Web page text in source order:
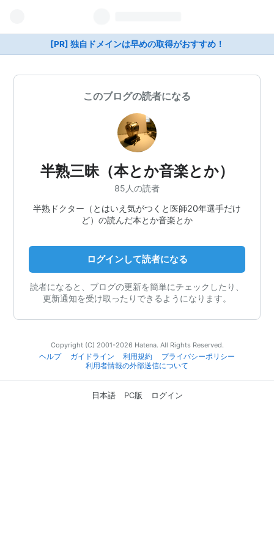
[PR] 独自ドメインは早めの取得がおすすめ！
このブログの読者になる
半熟三昧（本とか音楽とか）
85人の読者
半熟ドクター（とはいえ気がつくと医師20年選手だけ
ど）の読んだ本とか音楽とか
ログインして読者になる
読者になると、ブログの更新を簡単にチェックしたり、
更新通知を受け取ったりできるようになります。
Copyright (C) 2001-2026 Hatena. All Rights Reserved.
ヘルプ
ガイドライン 利用規約
プライバシーポリシー
利用者情報の外部送信について
日本語 PC版 ログイン